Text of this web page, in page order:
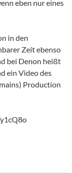
eben nur eines
in den
Zeit ebenso
bei Denon heißt
ein Video des
Production